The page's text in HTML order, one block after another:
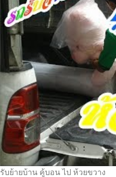
รับย้ายบ้าน คู้บอน ไป ห้วยขวาง